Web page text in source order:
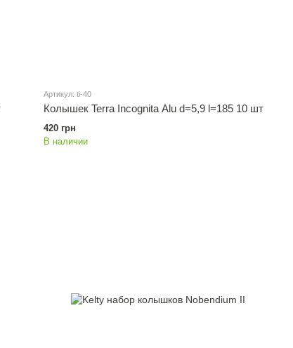
Артикул: ti-40
Колышек Terra Incognita Alu d=5,9 l=185 10 шт
420 грн
В наличии